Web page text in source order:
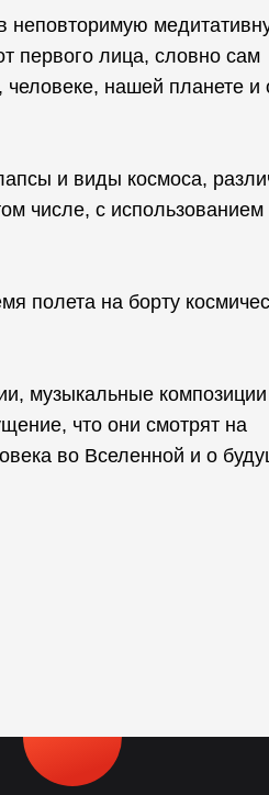
неповторимую
первого лица, словно сам
человеке, нашей планете и
и виды космоса,
числе, с использованием
полета на борту
музыкальные композиции
что они смотрят на
во Вселенной и о